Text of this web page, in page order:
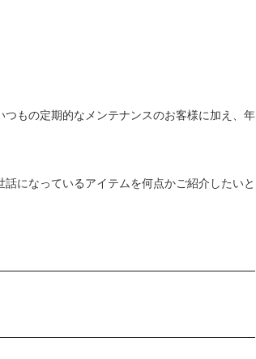
もの定期的なメンテナンスのお客様に加え、年
になっているアイテムを何点かご紹介したいと